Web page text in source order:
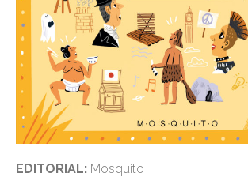
EDITORIAL: Mosquito